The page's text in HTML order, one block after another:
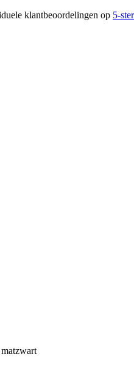
klantbeoordelingen op 5-